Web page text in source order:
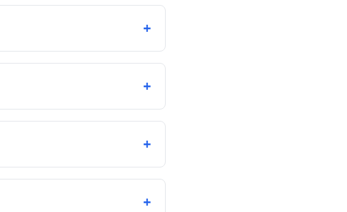
+
+
+
+